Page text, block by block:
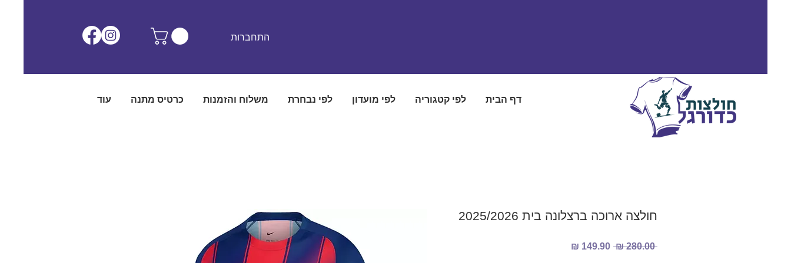
התחברות
דף הבית לפי קטגוריה לפי מועדון לפי נבחרת משלוח והזמנות כרטיס מתנה עוד
חולצה ארוכה ברצלונה בית 2025/2026
‏280.00 ‏₪
מחיר